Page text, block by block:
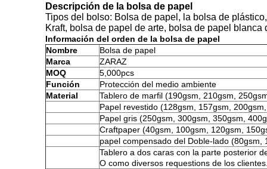
Descripción de la bolsa de papel
Tipos del bolso: Bolsa de papel, la bolsa de
Kraft, bolsa de papel de arte, bolsa de papel blanca
Información del orden de la bolsa de papel
Nombre
Bolsa de papel
Marca
ZARAZ
MOQ
5,000pcs
Función
Protección del medio ambiente
Material
Tablero de marfil (190gsm, 210gsm,
Papel revestido (128gsm, 157gsm,
Papel gris (250gsm, 300gsm, 350gsm,
Craftpaper (40gsm, 100gsm, 120gsm,
papel compensado del Doble-lado (80gsm,
Tablero a dos caras con la parte posterior
O como diversos requestions de los